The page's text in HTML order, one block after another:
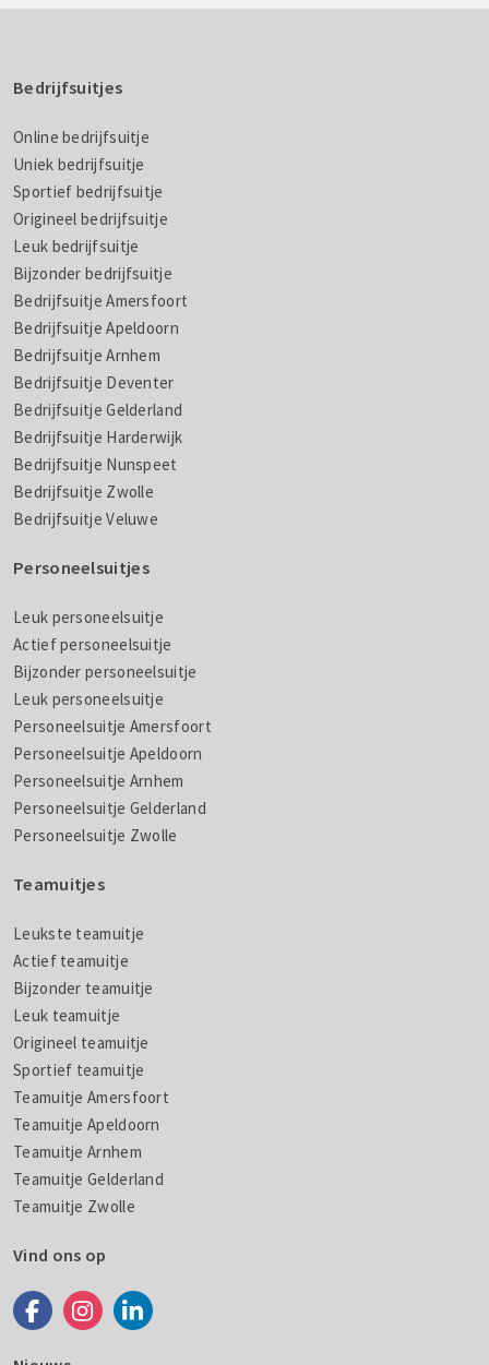
Bedrijfsuitjes
Online bedrijfsuitje
Uniek bedrijfsuitje
Sportief bedrijfsuitje
Origineel bedrijfsuitje
Leuk bedrijfsuitje
Bijzonder bedrijfsuitje
Bedrijfsuitje Amersfoort
Bedrijfsuitje Apeldoorn
Bedrijfsuitje Arnhem
Bedrijfsuitje Deventer
Bedrijfsuitje Gelderland
Bedrijfsuitje Harderwijk
Bedrijfsuitje Nunspeet
Bedrijfsuitje Zwolle
Bedrijfsuitje Veluwe
Personeelsuitjes
Leuk personeelsuitje
Actief personeelsuitje
Bijzonder personeelsuitje
Leuk personeelsuitje
Personeelsuitje Amersfoort
Personeelsuitje Apeldoorn
Personeelsuitje Arnhem
Personeelsuitje Gelderland
Personeelsuitje Zwolle
Teamuitjes
Leukste teamuitje
Actief teamuitje
Bijzonder teamuitje
Leuk teamuitje
Origineel teamuitje
Sportief teamuitje
Teamuitje Amersfoort
Teamuitje Apeldoorn
Teamuitje Arnhem
Teamuitje Gelderland
Teamuitje Zwolle
Vind ons op